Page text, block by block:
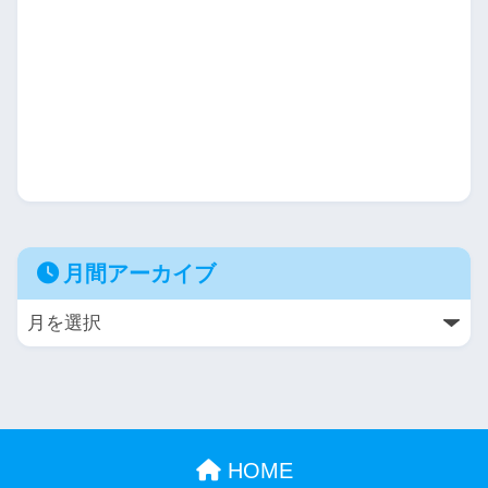
月間アーカイブ
HOME